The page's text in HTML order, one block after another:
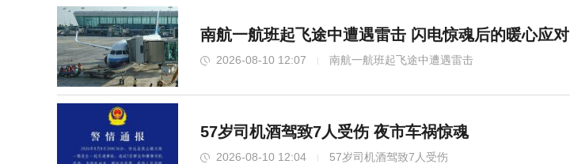
南航一航班起飞途中遭遇雷击 闪电惊魂后的暖心应对
2026-08-10 12:07 南航一航班起飞途中遭遇雷击
57岁司机酒驾致7人受伤 夜市车祸惊魂
2026-08-10 12:04 57岁司机酒驾致7人受伤